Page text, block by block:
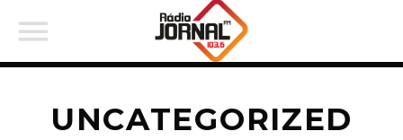
UNCATEGORIZED